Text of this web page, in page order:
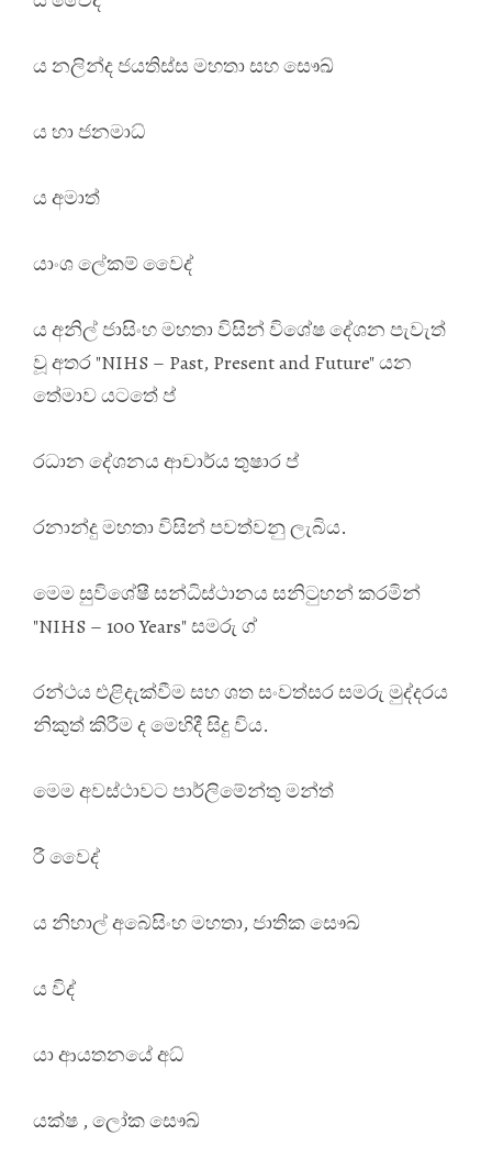
ය නලින්ද ජයතිස්ස මහතා සහ සෞඛ්
ය හා ජනමාධ්
ය අමාත්
යාංශ ලේකම් වෛද්
ය අනිල් ජාසිංහ මහතා විසින් විශේෂ දේශන පැවැත්
වූ අතර "NIHS – Past, Present and Future" යන
තේමාව යටතේ ප්
රධාන දේශනය ආචාර්ය තුෂාර ප්
රනාන්දු මහතා විසින් පවත්වනු ලැබිය.
මෙම සුවිශේෂී සන්ධිස්ථානය සනිටුහන් කරමින්
"NIHS – 100 Years" සමරු ග්
රන්ථය එළිදැක්වීම සහ ශත සංවත්සර සමරු මුද්දරය
නිකුත් කිරීම ද මෙහිදී සිදු විය.
මෙම අවස්ථාවට පාර්ලිමේන්තු මන්ත්
රී වෛද්
ය නිහාල් අබේසිංහ මහතා, ජාතික සෞඛ්
ය විද්
යා ආයතනයේ අධ්
යක්ෂ , ලෝක සෞඛ්